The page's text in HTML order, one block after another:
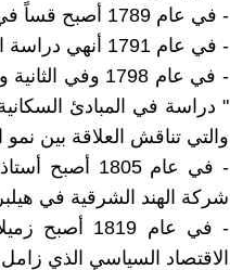
- في عام 1789 أصبح قساً في أبرشية ووتن Parish of Wotton.
- في عام 1791 أنهي دراسة البكالوريوس والماجستير ليصبح زميلا في الكلية.
- في عام 1798
" دراسة في المبادئ
والتي تناقش العلاقة بين نمو
- في عام
شركة الهند الشرقية في
- في عام
الاقتصاد السياسي الذي